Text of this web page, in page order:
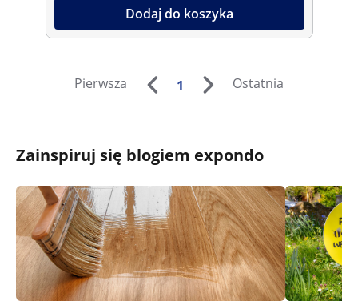
Dodaj do koszyka
Pierwsza 1 Ostatnia
Zainspiruj się blogiem expondo